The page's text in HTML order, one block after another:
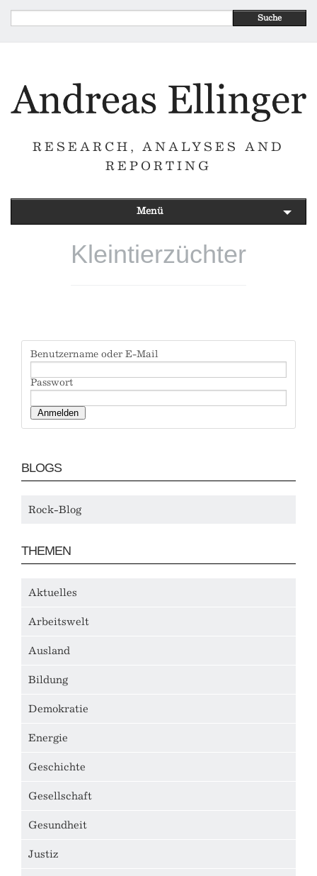
Suche
RESEARCH, ANALYSES AND
REPORTING
Menü
Kleintierzüchter
Benutzername oder E-Mail
Passwort
BLOGS
Rock-Blog
THEMEN
Aktuelles
Arbeitswelt
Ausland
Bildung
Demokratie
Energie
Geschichte
Gesellschaft
Gesundheit
Justiz